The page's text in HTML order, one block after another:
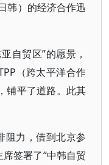
韩）的经济合作迅
自贸区”的愿景，
（跨太平洋合作
铺平了道路。此其
阻力，借到北京参
签署了“中韩自贸